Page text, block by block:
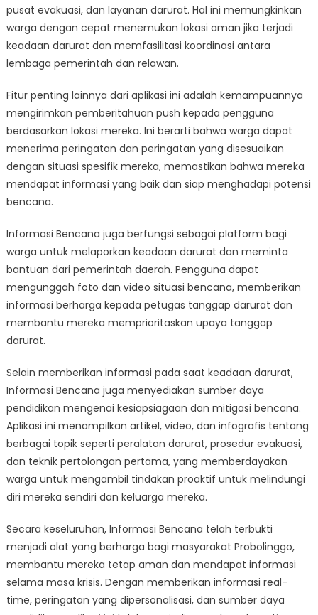
pusat evakuasi, dan layanan darurat. Hal ini memungkinkan
warga dengan cepat menemukan lokasi aman jika terjadi
keadaan darurat dan memfasilitasi koordinasi antara
lembaga pemerintah dan relawan.
Fitur penting lainnya dari aplikasi ini adalah kemampuannya
mengirimkan pemberitahuan push kepada pengguna
berdasarkan lokasi mereka. Ini berarti bahwa warga dapat
menerima peringatan dan peringatan yang disesuaikan
dengan situasi spesifik mereka, memastikan bahwa mereka
mendapat informasi yang baik dan siap menghadapi potensi
bencana.
Informasi Bencana juga berfungsi sebagai platform bagi
warga untuk melaporkan keadaan darurat dan meminta
bantuan dari pemerintah daerah. Pengguna dapat
mengunggah foto dan video situasi bencana, memberikan
informasi berharga kepada petugas tanggap darurat dan
membantu mereka memprioritaskan upaya tanggap
darurat.
Selain memberikan informasi pada saat keadaan darurat,
Informasi Bencana juga menyediakan sumber daya
pendidikan mengenai kesiapsiagaan dan mitigasi bencana.
Aplikasi ini menampilkan artikel, video, dan infografis tentang
berbagai topik seperti peralatan darurat, prosedur evakuasi,
dan teknik pertolongan pertama, yang memberdayakan
warga untuk mengambil tindakan proaktif untuk melindungi
diri mereka sendiri dan keluarga mereka.
Secara keseluruhan, Informasi Bencana telah terbukti
menjadi alat yang berharga bagi masyarakat Probolinggo,
membantu mereka tetap aman dan mendapat informasi
selama masa krisis. Dengan memberikan informasi real-
time, peringatan yang dipersonalisasi, dan sumber daya